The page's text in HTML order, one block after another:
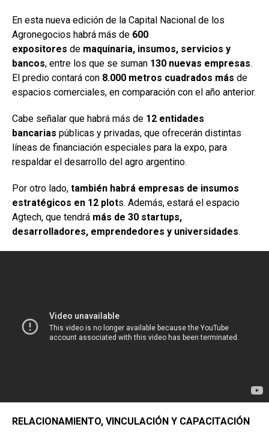
k
p
En esta nueva edición de la Capital Nacional de los
Agronegocios habrá más de 600
expositores de maquinaria, insumos, servicios y
bancos, entre los que se suman 130 nuevas empresas.
El predio contará con 8.000 metros cuadrados más de
espacios comerciales, en comparación con el año anterior.
Cabe señalar que habrá más de 12 entidades
bancarias públicas y privadas, que ofrecerán distintas
líneas de financiación especiales para la expo, para
respaldar el desarrollo del agro argentino.
Por otro lado, también habrá empresas de insumos
estratégicos en 12 plots. Además, estará el espacio
Agtech, que tendrá más de 30 startups,
desarrolladores, emprendedores y universidades.
RELACIONAMIENTO, VINCULACIÓN Y CAPACITACIÓN